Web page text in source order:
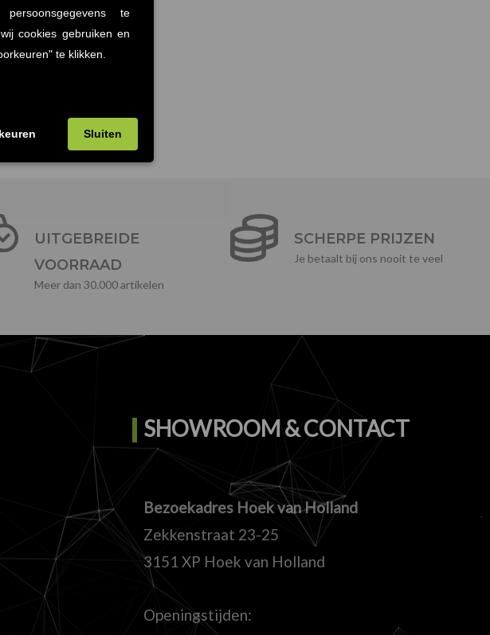
228.00
(Prijs incl.
btw: €275,88)
UITGEBREIDE
VOORRAAD
Meer dan 30.000 artikelen
SCHERPE PRIJZEN
Je betaalt bij ons nooit te veel
SHOWROOM & CONTACT
Bezoekadres Hoek van Holland
Zekkenstraat 23-25
3151 XP Hoek van Holland
Openingstijden: